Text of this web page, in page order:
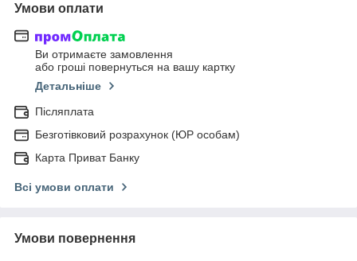
Умови оплати
Ви отримаєте замовлення
або гроші повернуться на вашу картку
Детальніше
Післяплата
Безготівковий розрахунок (ЮР особам)
Карта Приват Банку
Всі умови оплати
Умови повернення